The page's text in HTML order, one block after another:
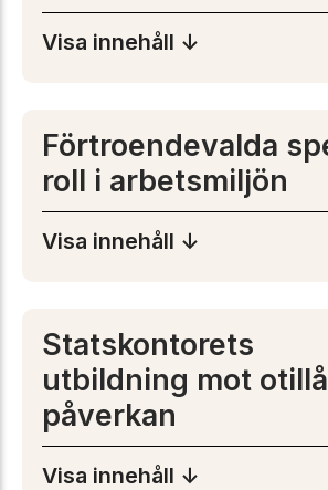
Visa innehåll ↓
Förtroendevalda
roll i arbetsmiljön
Visa innehåll ↓
Statskontorets
utbildning mot
påverkan
Visa innehåll ↓